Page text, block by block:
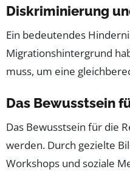
Diskriminierung
Ein bedeutendes
Migrationshintergrund
muss, um eine
Das Bewusstsein
Das Bewusstsein für die
werden. Durch gezielte
Workshops und soziale